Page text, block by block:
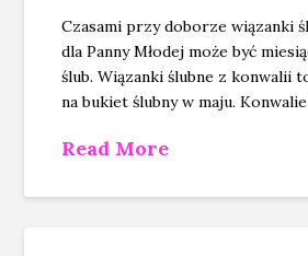
Czasami przy doborze wiązanki
dla Panny Młodej może być
ślub. Wiązanki ślubne z konwalii
na bukiet ślubny w maju.
Read More